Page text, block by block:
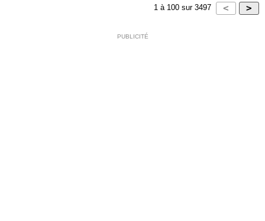
1 à 100 sur 3497
PUBLICITÉ